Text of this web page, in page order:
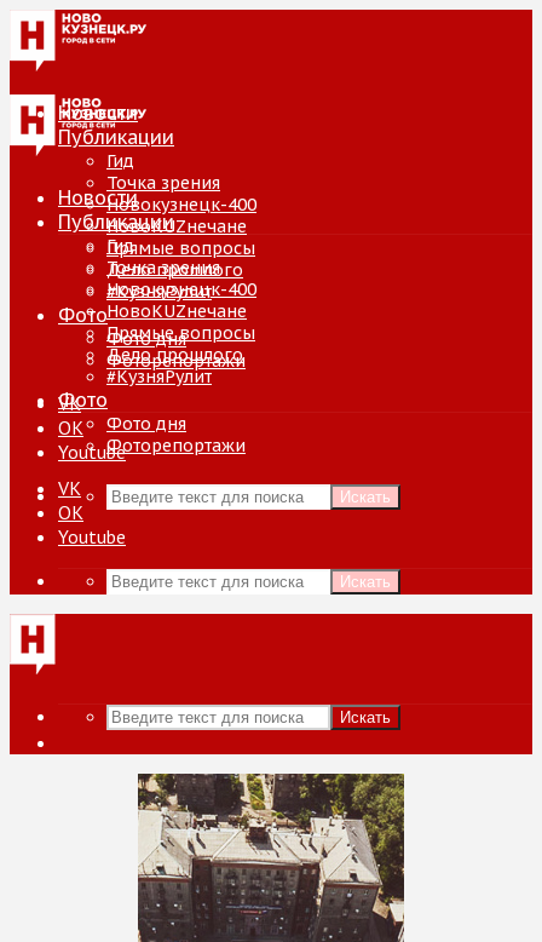
Новости
Публикации
Гид
Точка зрения
Новокузнецк-400
НовоKUZнечане
Прямые вопросы
Дело прошлого
#КузняРулит
Фото
Фото дня
Фоторепортажи
VK
ОК
Youtube
Искать
Новости
Публикации
Гид
Точка зрения
Новокузнецк-400
НовоKUZнечане
Прямые вопросы
Дело прошлого
#КузняРулит
Фото
Фото дня
Фоторепортажи
VK
ОК
Youtube
Искать
Искать